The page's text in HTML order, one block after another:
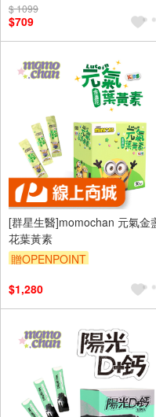
$ 1099
$709
[群星生醫]momochan 元氣金
花葉黃素
贈OPENPOINT
$1,280